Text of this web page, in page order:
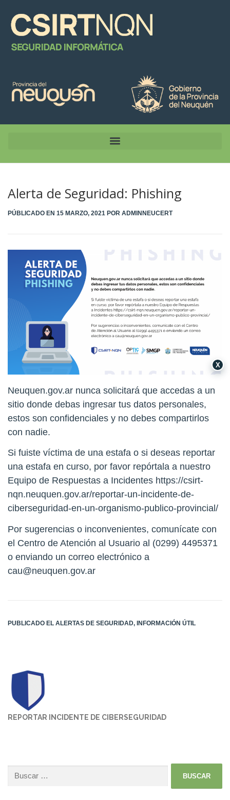
Alerta de Seguridad: Phishing
PÚBLICADO EN 15 MARZO, 2021 POR ADMINNEUCERT
Neuquen.gov.ar nunca solicitará que accedas a un
sitio donde debas ingresar tus datos personales,
estos son confidenciales y no debes compartirlos
con nadie.
Si fuiste víctima de una estafa o si deseas reportar
una estafa en curso, por favor repórtala a nuestro
Equipo de Respuestas a Incidentes https://csirt-
nqn.neuquen.gov.ar/reportar-un-incidente-de-
ciberseguridad-en-un-organismo-publico-provincial/
Por sugerencias o inconvenientes, comunícate con
el Centro de Atención al Usuario al (0299) 4495371
o enviando un correo electrónico a
cau@neuquen.gov.ar
PUBLICADO EL ALERTAS DE SEGURIDAD, INFORMACIÓN ÚTIL
REPORTAR INCIDENTE DE CIBERSEGURIDAD
X